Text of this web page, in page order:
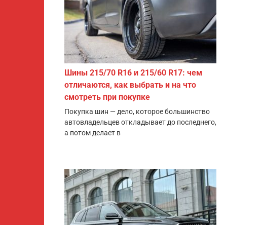
Шины 215/70 R16 и 215/60 R17: чем
отличаются, как выбрать и на что
смотреть при покупке
Покупка шин — дело, которое большинство
автовладельцев откладывает до последнего,
а потом делает в